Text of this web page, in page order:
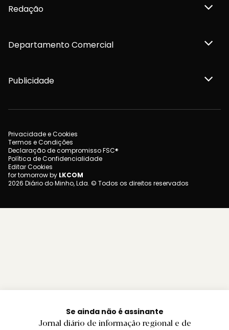
Se ainda não é assinante
Jornal diário de informação regional e de
Redação
Departamento Comercial
Publicidade
Privacidade e Cookies
Termos e Condições
Declaração de compromisso FSC®
Política de Confidencialidade
Editar Cookies
for tomorrow by LKCOM
2026 Diário do Minho, Lda. © Todos os direitos reservados